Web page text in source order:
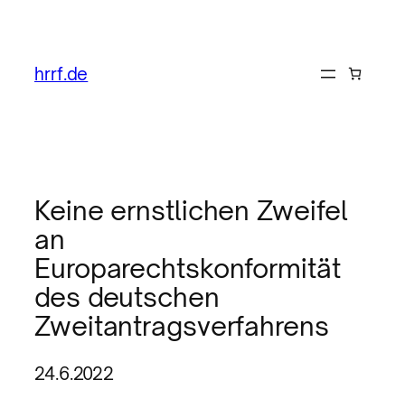
hrrf.de
Keine ernstlichen Zweifel
an
Europarechtskonformität
des deutschen
Zweitantragsverfahrens
24.6.2022